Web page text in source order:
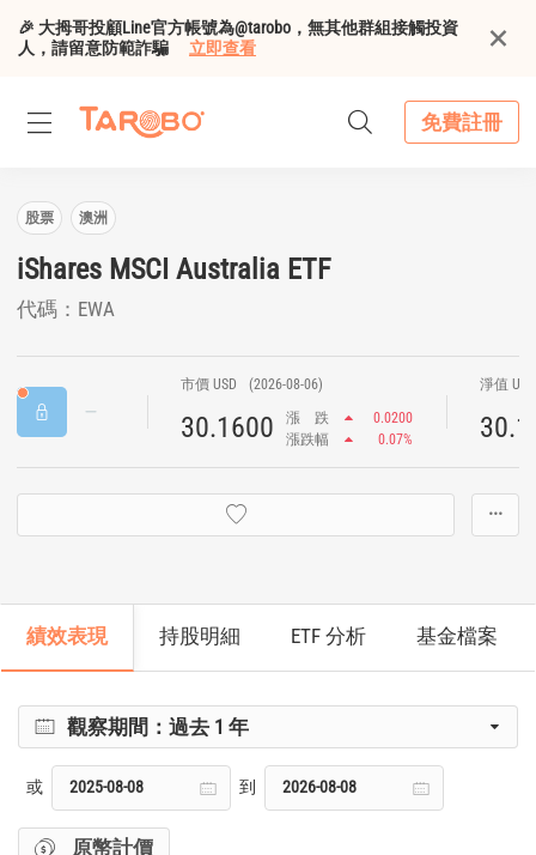
🎉 大拇哥投顧Line官方帳號為@tarobo，無其他群組接觸投資
人，請留意防範詐騙
立即查看
免費註冊
股票 澳洲
iShares MSCI Australia ETF
代碼：EWA
市價 USD (2026-08-06)
30.1600 漲 跌
0.0200
漲跌幅
0.07%
淨值
···
績效表現 持股明細 ETF 分析 基金檔案
觀察期間：過去 1 年
或 到
原幣計價